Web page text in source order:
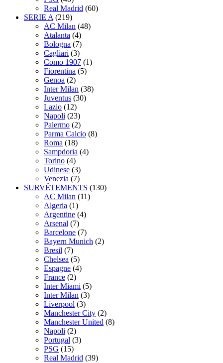
Real Madrid (60)
SERIE A (219)
AC Milan (48)
Atalanta (4)
Bologna (7)
Cagliari (3)
Como 1907 (1)
Fiorentina (5)
Genoa (2)
Inter Milan (38)
Juventus (30)
Lazio (12)
Napoli (23)
Palermo (2)
Parma Calcio (8)
Roma (18)
Sampdoria (4)
Torino (4)
Udinese (3)
Venezia (7)
SURVÊTEMENTS (130)
AC Milan (11)
Algeria (1)
Argentine (4)
Arsenal (7)
Barcelone (7)
Bayern Munich (2)
Bresil (7)
Chelsea (5)
Espagne (4)
France (2)
Inter Miami (5)
Inter Milan (3)
Liverpool (3)
Manchester City (2)
Manchester United (8)
Napoli (2)
Portugal (3)
PSG (15)
Real Madrid (39)